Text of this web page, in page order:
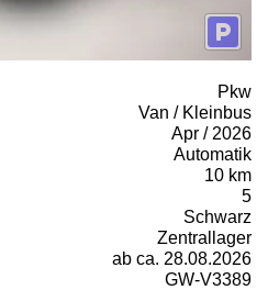
Pkw
Van / Kleinbus
Apr / 2026
Automatik
10 km
5
Schwarz
Zentrallager
ab ca. 28.08.2026
GW-V3389